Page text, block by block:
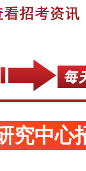
究中心